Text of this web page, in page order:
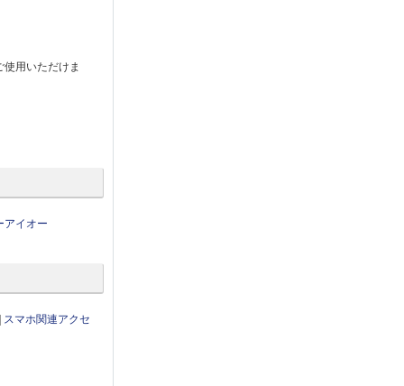
用いただけま
アイオー
スマホ関連アクセ